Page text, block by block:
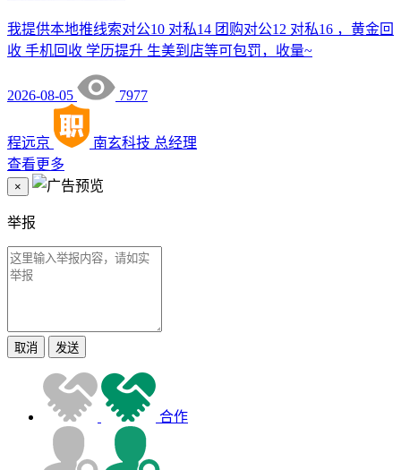
我提供本地推线索对公10 对私14 团购对公12 对私16 ，黄金回
收 手机回收 学历提升 生美到店等可包罚，收量~
2026-08-05 7977
程远京 南玄科技 总经理
查看更多
×
举报
取消 发送
合作